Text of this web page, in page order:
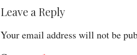
Leave a Reply
Your email address will not be